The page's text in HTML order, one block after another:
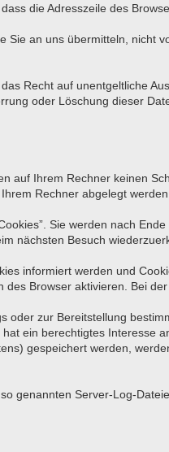
die Adresszeile des
an uns übermitteln, nicht
Recht auf unentgeltliche
oder Löschung dieser
auf Ihrem Rechner keinen
Rechner abgelegt
Sie werden nach
nächsten Besuch
informiert werden und
Browser aktivieren. Bei
zur Bereitstellung
ein berechtigtes
gespeichert werden,
genannten Server-Log-